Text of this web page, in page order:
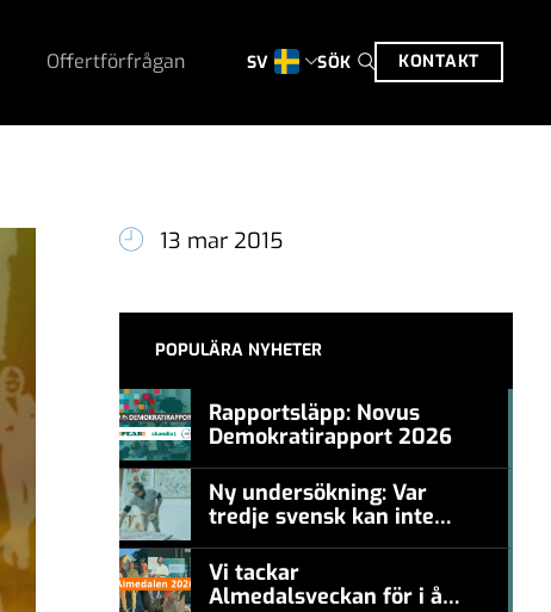
Offertförfrågan SV SÖK KONTAKT
13 mar 2015
POPULÄRA NYHETER
Rapportsläpp: Novus
Demokratirapport 2026
Ny undersökning: Var
tredje svensk kan inte
nämna en levande
konstnär
Vi tackar
Almedalsveckan för i år!